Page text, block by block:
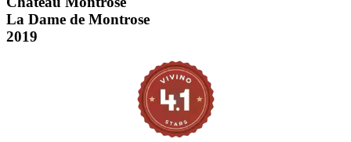
La Dame de Montrose
2019